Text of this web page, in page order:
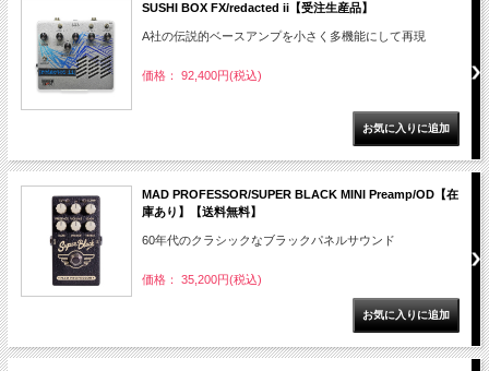
SUSHI BOX FX/redacted ii【受注生産品】
A社の伝説的ベースアンプを小さく多機能にして再現
価格： 92,400円(税込)
MAD PROFESSOR/SUPER BLACK MINI Preamp/OD【在
庫あり】【送料無料】
60年代のクラシックなブラックパネルサウンド
価格： 35,200円(税込)